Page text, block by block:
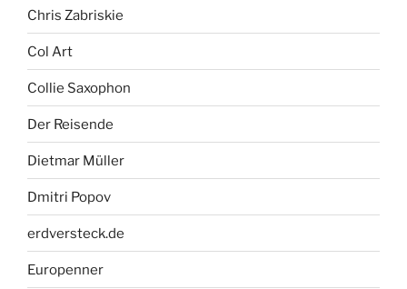
Chris Zabriskie
Col Art
Collie Saxophon
Der Reisende
Dietmar Müller
Dmitri Popov
erdversteck.de
Europenner